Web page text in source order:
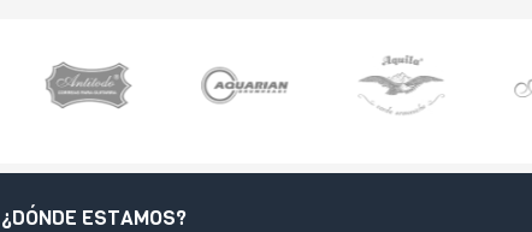
¿DÓNDE ESTAMOS?